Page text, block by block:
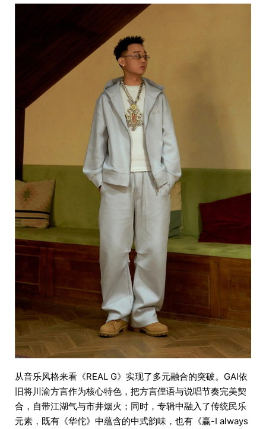
从音乐风格来看《REAL G》实现了多元融合的突破。GAI依
旧将川渝方言作为核心特色，把方言俚语与说唱节奏完美契
合，自带江湖气与市井烟火；同时，专辑中融入了传统民乐
元素，既有《华佗》中蕴含的中式韵味，也有《赢-I always